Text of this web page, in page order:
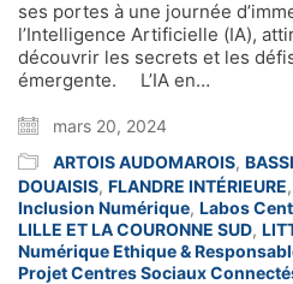
ses portes à une journée
l’Intelligence Artificielle (IA),
découvrir les secrets et les
émergente. L’IA en…
mars 20, 2024
ARTOIS AUDOMAROIS,
DOUAISIS, FLANDRE INTÉRIEURE,
Inclusion Numérique, Labos
LILLE ET LA COURONNE SUD,
Numérique Ethique &
Projet Centres Sociaux